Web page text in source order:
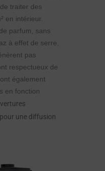
traiter des
en intérieur.
parfum, sans
à effet de serre,
pas
respectueux de
également
en fonction
une diffusion